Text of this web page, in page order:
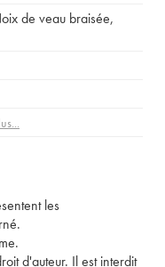
de veau braisée,
les
d'auteur. Il est interdit